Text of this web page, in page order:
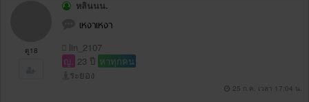
ดู18
หลินนน.
เหงาเหงา
lin_2107
ญ. 23 ปี หาทุกคน
ระยอง
25 ก.ค. เวลา 17:04 น.